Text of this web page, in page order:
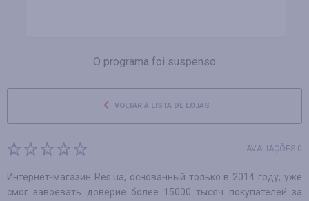
O programa foi suspenso
VOLTAR À LISTA DE LOJAS
AVALIAÇÕES 0
Интернет-магазин Res.ua, основанный только в 2014 году, уже
смог завоевать доверие более 15000 тысяч покупателей за